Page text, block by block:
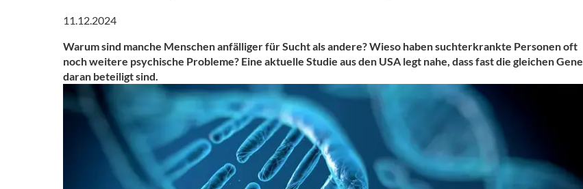
11.12.2024
Warum sind manche Menschen anfälliger für Sucht als andere? Wieso haben suchterkrankte Personen oft
noch weitere psychische Probleme? Eine aktuelle Studie aus den USA legt nahe, dass fast die gleichen Gene
daran beteiligt sind.